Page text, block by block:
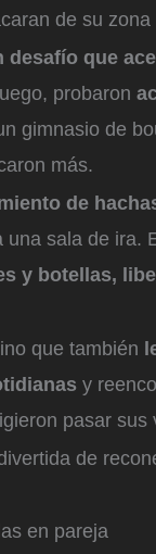
de su zona
desafío que
probaron
gimnasio de
más.
de
una sala de ira.
y botellas,
que también
y
pasar sus
de
en pareja